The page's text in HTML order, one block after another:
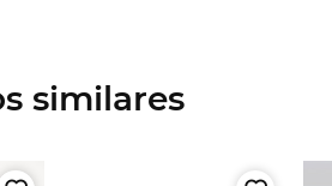
similares